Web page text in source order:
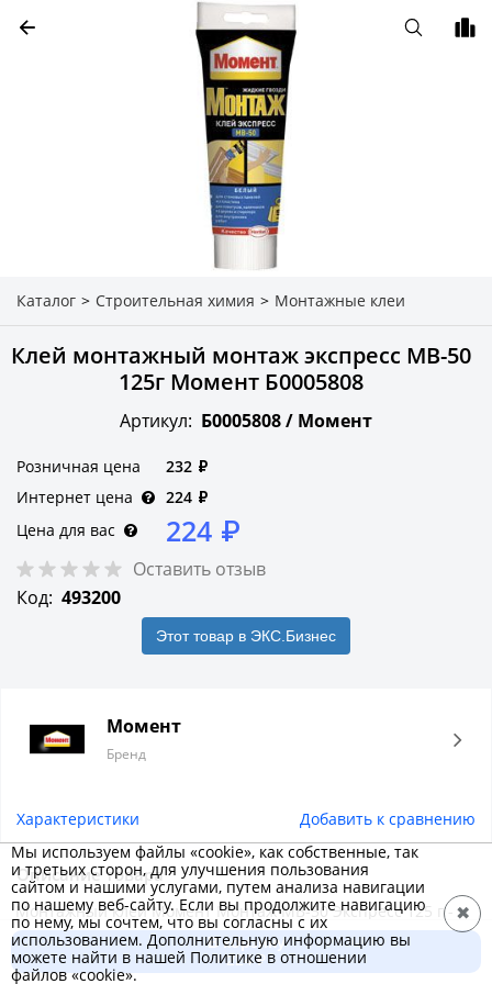
Каталог > Строительная химия > Монтажные клеи
Клей монтажный монтаж экспресс МВ-50
125г Момент Б0005808
Артикул: Б0005808 / Момент
Розничная цена 232 ₽
Интернет цена
224 ₽
Цена для вас
224 ₽
Оставить отзыв
Код: 493200
Этот товар в ЭКС.Бизнес
Момент
Бренд
Характеристики Добавить к сравнению
Описание товара
Монтажный клей Момент Монтаж МВ-50 Экспресс 125 г -
монтажный клей для приклеивания плинтусов и
декоративных фризов, изоляционных панелей, профилей и
В корзину
224 ₽
Мы используем файлы «cookie», как собственные, так
и третьих сторон, для улучшения пользования
сайтом и нашими услугами, путем анализа навигации
по нашему веб-сайту. Если вы продолжите навигацию
по нему, мы сочтем, что вы согласны с их
использованием. Дополнительную информацию вы
можете найти в нашей Политике в отношении
файлов «cookie».
✖